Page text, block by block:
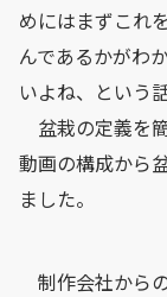
めにはまずこれ
んであるかがわ
いよね、という話
盆栽の定義を
動画の構成から
ました。
制作会社から